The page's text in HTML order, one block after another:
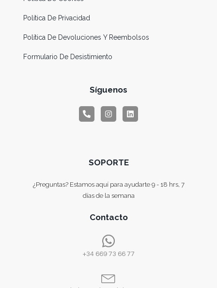
Política De Privacidad
Política De Devoluciones Y Reembolsos
Formulario De Desistimiento
Síguenos
SOPORTE
¿Preguntas? Estamos aquí para ayudarte 9 - 18 hrs, 7
días de la semana
Contacto
+34 669 73 66 77